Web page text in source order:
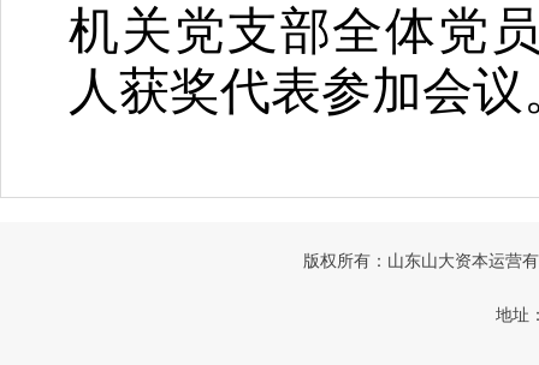
机关党支部全体党
人获奖代表参加会议
版权所有：山东山大资本运
地址